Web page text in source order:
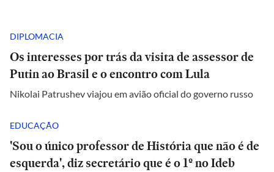
DIPLOMACIA
Os interesses por trás da visita de assessor de
Putin ao Brasil e o encontro com Lula
Nikolai Patrushev viajou em avião oficial do governo russo
EDUCAÇÃO
'Sou o único professor de História que não é de
esquerda', diz secretário que é o 1º no Ideb